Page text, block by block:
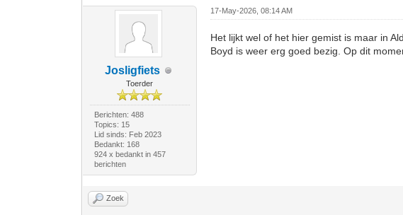
Josligfiets
Toerder
Berichten: 488
Topics: 15
Lid sinds: Feb 2023
Bedankt: 168
924 x bedankt in 457
berichten
17-May-2026, 08:14 AM
Het lijkt wel of het hier gemist is maar in
Boyd is weer erg goed bezig. Op dit
Zoek